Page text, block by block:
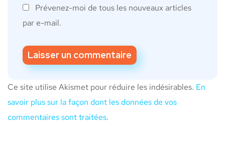
Prévenez-moi de tous les nouveaux articles
par e-mail.
Ce site utilise Akismet pour réduire les indésirables. En
savoir plus sur la façon dont les données de vos
commentaires sont traitées.